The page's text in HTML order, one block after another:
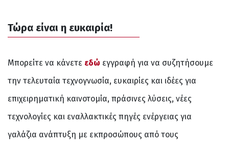
Τώρα είναι η ευκαιρία!
Μπορείτε να κάνετε εδώ εγγραφή για να συζητήσουμε
την τελευταία τεχνογνωσία, ευκαιρίες και ιδέες για
επιχειρηματική καινοτομία, πράσινες λύσεις, νέες
τεχνολογίες και εναλλακτικές πηγές ενέργειας για
γαλάζια ανάπτυξη με εκπροσώπους από τους